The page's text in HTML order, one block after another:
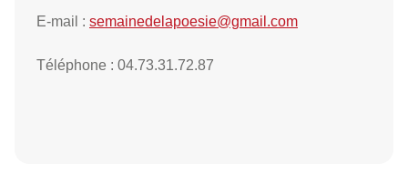
E-mail : semainedelapoesie@gmail.com
Téléphone : 04.73.31.72.87